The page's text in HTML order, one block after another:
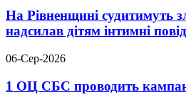
На Рівненщині судитимуть
надсилав дітям інтимні
06-Сер-2026
1 ОЦ СБС проводить